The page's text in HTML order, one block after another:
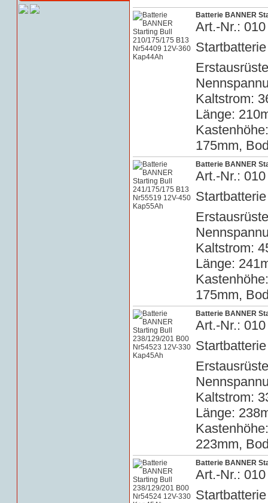
Batterie BANNER
Art.-Nr.:
Kaltstrom:
Länge:
175mm,
Batterie BANNER
Art.-Nr.:
Kaltstrom:
Länge:
175mm,
Batterie BANNER
Art.-Nr.:
Kaltstrom:
Länge:
223mm,
Batterie BANNER
Art.-Nr.: